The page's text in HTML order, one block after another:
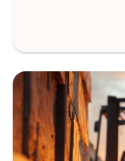
courant.
formations sur-
pour maîtriser
tension.